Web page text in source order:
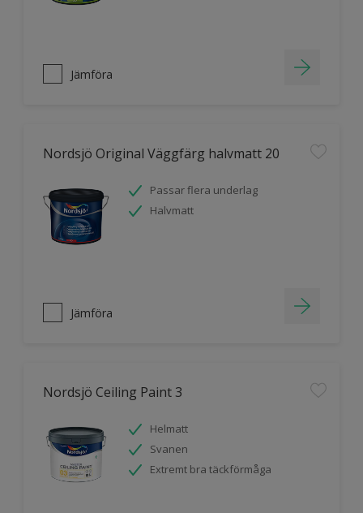
Jämföra
Nordsjö Original Väggfärg halvmatt 20
Passar flera underlag
Halvmatt
Jämföra
Nordsjö Ceiling Paint 3
Helmatt
Svanen
Extremt bra täckförmåga